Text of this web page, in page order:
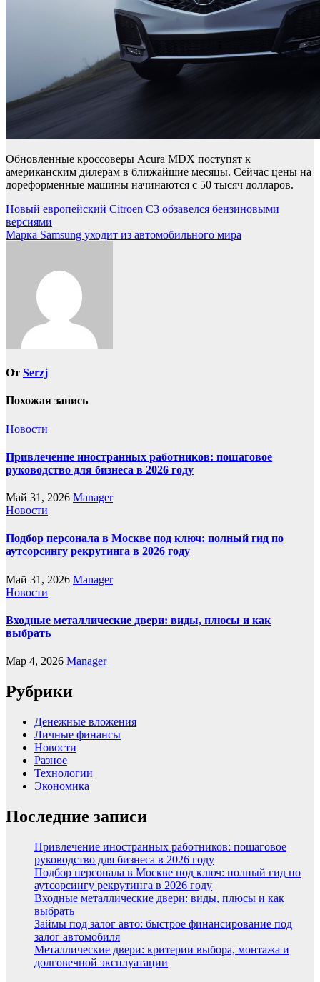
Обновленные кроссоверы Acura MDX поступят к
американским дилерам в ближайшие месяцы. Сейчас цены на
дореформенные машины начинаются с 50 тысяч долларов.
Навигация
по
Новый европейский Citroen C3 обзавелся бензиновыми
версиями
Марка Samsung уходит из автомобильного мира
От Serzj
Похожая запись
Новости
Привлечение иностранных работников: пошаговое
руководство для бизнеса в 2026 году
Май 31, 2026 Manager
Новости
Подбор персонала в Москве под ключ: полный гид по
аутсорсингу рекрутинга в 2026 году
Май 31, 2026 Manager
Новости
Входные металлические двери: виды, плюсы и как
выбрать
Мар 4, 2026 Manager
Рубрики
Денежные вложения
Личные финансы
Новости
Разное
Технологии
Экономика
Последние записи
Привлечение иностранных работников: пошаговое
руководство для бизнеса в 2026 году
Подбор персонала в Москве под ключ: полный гид по
аутсорсингу рекрутинга в 2026 году
Входные металлические двери: виды, плюсы и как
выбрать
Займы под залог авто: быстрое финансирование под
залог автомобиля
Металлические двери: критерии выбора, монтажа и
долговечной эксплуатации